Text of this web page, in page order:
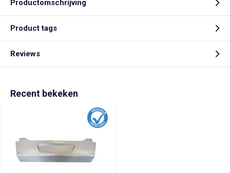
Productomschrijving
Product tags
Reviews
Recent bekeken